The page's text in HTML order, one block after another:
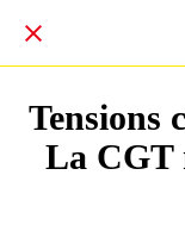
Tensions
La CGT